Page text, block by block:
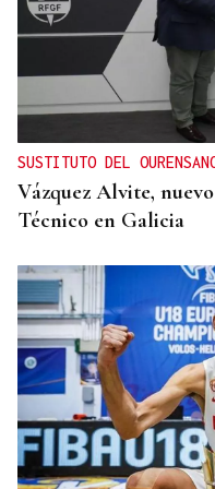
SUSTITUTO DEL
Vázquez Alvite,
Técnico en Galicia